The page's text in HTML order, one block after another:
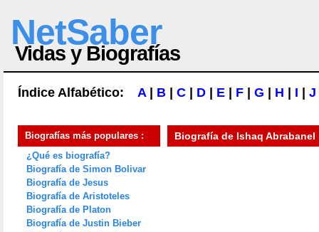
NetSaber
Vidas y Biografías
Índice Alfabético: A| B C D E F G H I J
Biografías más populares :
¿Qué es biografía?
Biografía de Simon Bolivar
Biografía de Jesus
Biografía de Aristoteles
Biografía de Platon
Biografía de Justin Bieber
Biografía de Ishaq Abrabanel